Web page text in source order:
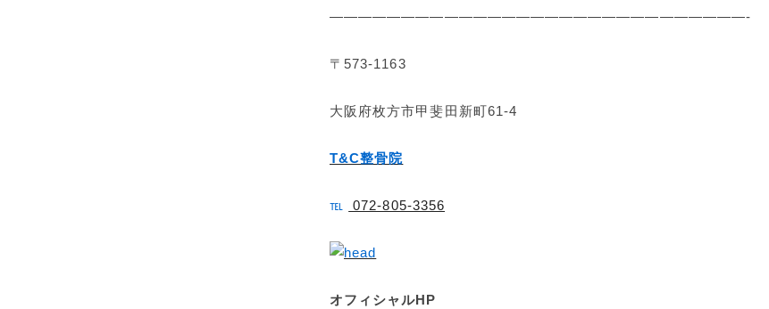
—————————————————————————————-
〒573-1163
大阪府枚方市甲斐田新町61-4
T&C整骨院
℡ 072-805-3356
オフィシャルHP